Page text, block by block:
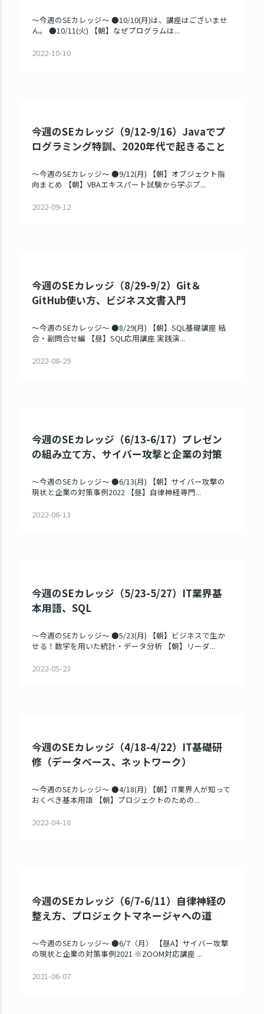
～今週のSEカレッジ～ ●10/10(月)は、講座はございませ
ん。 ●10/11(火) 【朝】なぜプログラムは...
2022-10-10
今週のSEカレッジ（9/12-9/16）Javaでプ
ログラミング特訓、2020年代で起きること
～今週のSEカレッジ～ ●9/12(月) 【朝】オブジェクト指
向まとめ 【朝】VBAエキスパート試験から学ぶプ...
2022-09-12
今週のSEカレッジ（8/29-9/2）Git＆
GitHub使い方、ビジネス文書入門
～今週のSEカレッジ～ ●8/29(月) 【朝】SQL基礎講座 結
合・副問合せ編 【昼】SQL応用講座 実践演...
2022-08-29
今週のSEカレッジ（6/13-6/17）プレゼン
の組み立て方、サイバー攻撃と企業の対策
～今週のSEカレッジ～ ●6/13(月) 【朝】サイバー攻撃の
現状と企業の対策事例2022 【昼】自律神経専門...
2022-06-13
今週のSEカレッジ（5/23-5/27）IT業界基
本用語、SQL
～今週のSEカレッジ～ ●5/23(月) 【朝】ビジネスで生か
せる！数学を用いた統計・データ分析 【朝】リーダ...
2022-05-23
今週のSEカレッジ（4/18-4/22）IT基礎研
修（データベース、ネットワーク）
～今週のSEカレッジ～ ●4/18(月) 【朝】IT業界人が知って
おくべき基本用語 【朝】プロジェクトのための...
2022-04-18
今週のSEカレッジ（6/7-6/11）自律神経の
整え方、プロジェクトマネージャへの道
～今週のSEカレッジ～ ●6/7（月） 【昼A】サイバー攻撃
の現状と企業の対策事例2021 ※ZOOM対応講座 ...
2021-06-07